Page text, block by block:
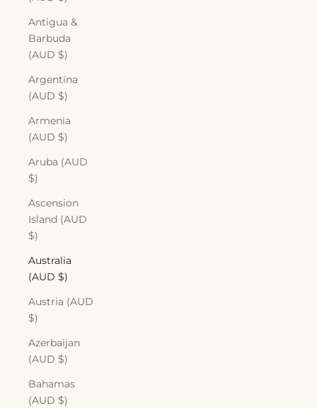
Antigua &
Barbuda
(AUD $)
Argentina
(AUD $)
Armenia
(AUD $)
Aruba (AUD
$)
Ascension
Island (AUD
$)
Australia
(AUD $)
Austria (AUD
$)
Azerbaijan
(AUD $)
Bahamas
(AUD $)